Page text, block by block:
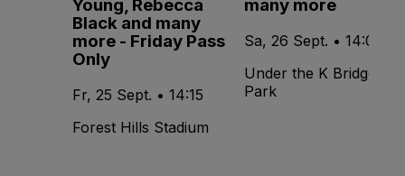
Young, Rebecca
Black and many
more - Friday Pass
Only
Fr, 25 Sept. • 14:15
Forest Hills Stadium
many more
Sa, 26 Sept. • 14:00
Under the K Bridge
Park